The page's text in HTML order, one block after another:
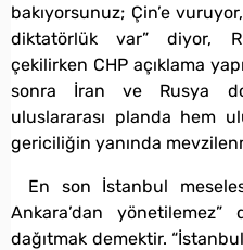
bakıyorsunuz; Çin’e
diktatörlük var” diyor,
çekilirken CHP açıklama
sonra İran ve Rusya
uluslararası planda hem
gericiliğin yanında
En son İstanbul
Ankara’dan
dağıtmak demektir.